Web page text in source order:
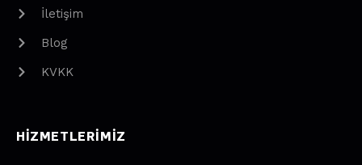
İletişim
Blog
KVKK
HIZMETLERIMIZ